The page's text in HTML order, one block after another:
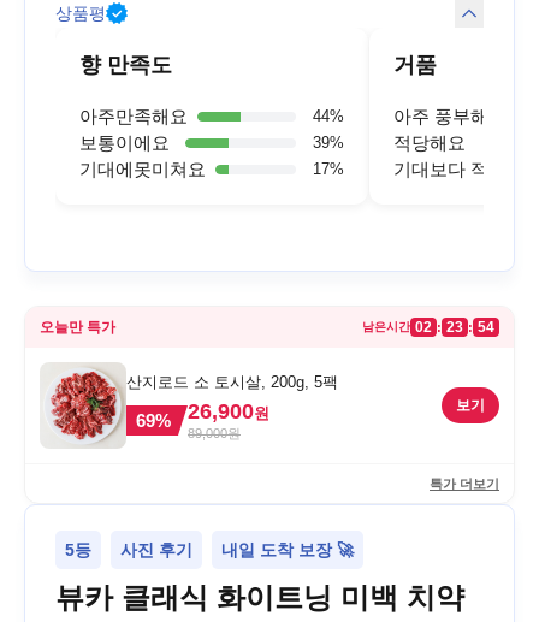
상품평
향 만족도
아주만족해요 44%
보통이에요 39%
기대에못미쳐요 17%
거품
아주 풍부해요
적당해요
기대보다 적어요
오늘만 특가 남은시간 02 : 23 : 54
산지로드 소 토시살, 200g, 5팩
69% 26,900원
89,000원
보기
특가 더보기
5등 사진 후기 내일 도착 보장 🚀
뷰카 클래식 화이트닝 미백 치약